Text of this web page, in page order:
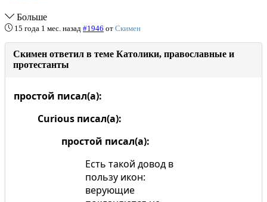
Больше
15 года 1 мес. назад #1946 от Скимен
Скимен ответил в теме Католики, православные и
протестанты
простой писал(а):
Curious писал(а):
простой писал(а):
Есть такой довод в
пользу икон:
верующие